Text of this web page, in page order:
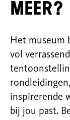
meer?
Het museum
vol
inspirerende
bij jou past.